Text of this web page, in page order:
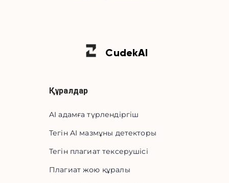
CudekAI
Құралдар
AI адамға түрлендіргіш
Тегін AI мазмұны детекторы
Тегін плагиат тексерушісі
Плагиат жою құралы